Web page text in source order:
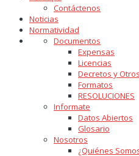
Contáctenos
Noticias
Normatividad
Documentos
Expensas
Licencias
Decretos y Otros
Formatos
RESOLUCIONES
Informate
Datos Abiertos
Glosario
Nosotros
¿Quiénes